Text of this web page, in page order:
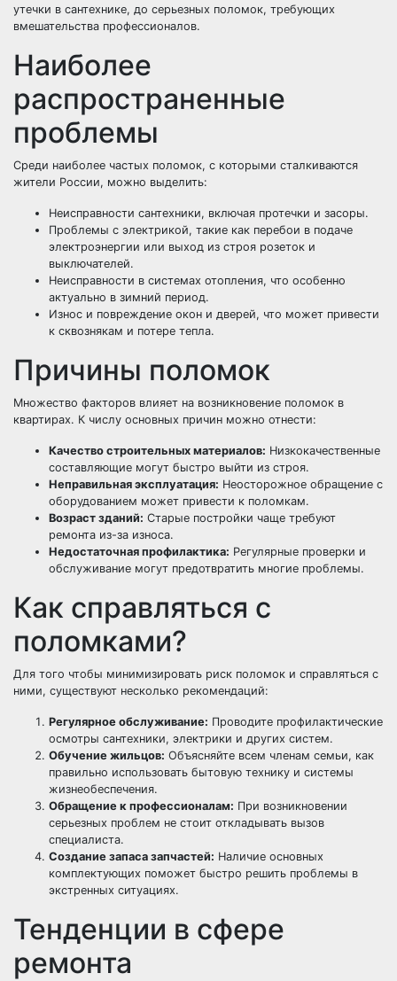
утечки в сантехнике, до серьезных поломок, требующих
вмешательства профессионалов.
Наиболее
распространенные
проблемы
Среди наиболее частых поломок, с которыми сталкиваются
жители России, можно выделить:
Неисправности сантехники, включая протечки и засоры.
Проблемы с электрикой, такие как перебои в подаче
электроэнергии или выход из строя розеток и
выключателей.
Неисправности в системах отопления, что особенно
актуально в зимний период.
Износ и повреждение окон и дверей, что может привести
к сквознякам и потере тепла.
Причины поломок
Множество факторов влияет на возникновение поломок в
квартирах. К числу основных причин можно отнести:
Качество строительных материалов: Низкокачественные
составляющие могут быстро выйти из строя.
Неправильная эксплуатация: Неосторожное обращение с
оборудованием может привести к поломкам.
Возраст зданий: Старые постройки чаще требуют
ремонта из-за износа.
Недостаточная профилактика: Регулярные проверки и
обслуживание могут предотвратить многие проблемы.
Как справляться с
поломками?
Для того чтобы минимизировать риск поломок и справляться с
ними, существуют несколько рекомендаций:
Регулярное обслуживание: Проводите профилактические
осмотры сантехники, электрики и других систем.
Обучение жильцов: Объясняйте всем членам семьи, как
правильно использовать бытовую технику и системы
жизнеобеспечения.
Обращение к профессионалам: При возникновении
серьезных проблем не стоит откладывать вызов
специалиста.
Создание запаса запчастей: Наличие основных
комплектующих поможет быстро решить проблемы в
экстренных ситуациях.
Тенденции в сфере
ремонта